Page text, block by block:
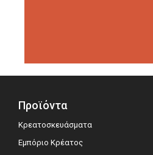
Προϊόντα
Κρεατοσκευάσματα
Εμπόριο Κρέατος